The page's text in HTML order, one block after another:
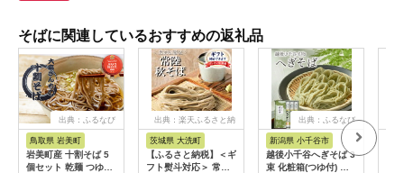
そばに関連しているおすすめの返礼品
出典：ふるなび
鳥取県 岩美町
岩美町産 十割そば 5
個セット 乾麺 つゆな
出典：楽天ふるさと納
茨城県 大洗町
【ふるさと納税】＜ギ
フト熨斗対応＞ 常陸
出典：ふるなび
新潟県 小千谷市
越後小千谷へぎそば 3
束 化粧箱(つゆ付) 布